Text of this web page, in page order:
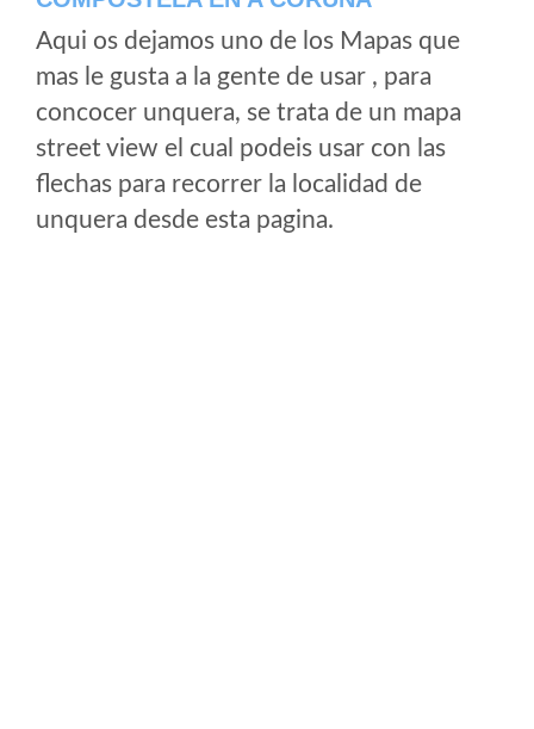
Aqui os dejamos uno de los Mapas que
mas le gusta a la gente de usar , para
concocer unquera, se trata de un mapa
street view el cual podeis usar con las
flechas para recorrer la localidad de
unquera desde esta pagina.